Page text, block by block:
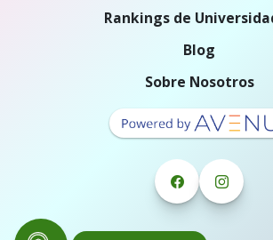
Rankings de
Blog
Sobre Nosotros